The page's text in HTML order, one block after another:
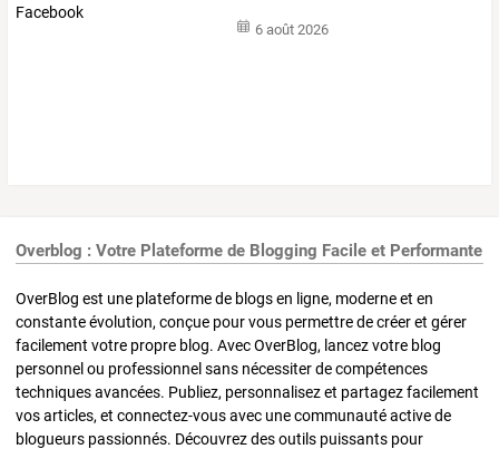
6 août 2026
Overblog : Votre Plateforme de Blogging Facile et Performante
OverBlog est une plateforme de blogs en ligne, moderne et en
constante évolution, conçue pour vous permettre de créer et gérer
facilement votre propre blog. Avec OverBlog, lancez votre blog
personnel ou professionnel sans nécessiter de compétences
techniques avancées. Publiez, personnalisez et partagez facilement
vos articles, et connectez-vous avec une communauté active de
blogueurs passionnés. Découvrez des outils puissants pour